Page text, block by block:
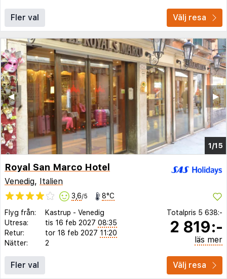
Fler val Välj resa
1/15
▶︎
◀︎
Royal San Marco Hotel
Venedig, Italien
3,6/5 8°C
Flyg från: Kastrup - Venedig
Utresa:
tis 16 feb 2027 08:35
Retur:
tor 18 feb 2027 11:20
Nätter:
2
Totalpris 5 638:-
2 819:-
läs mer
Fler val Välj resa